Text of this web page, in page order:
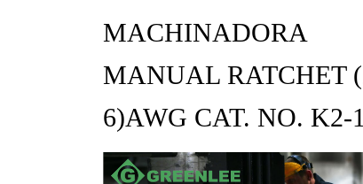
MACHINADORA
MANUAL RATCHET
6)AWG CAT. NO. K2-